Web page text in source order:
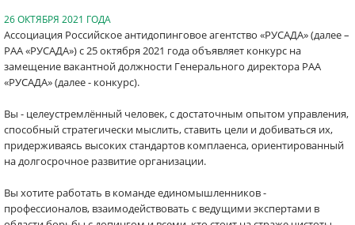
26 ОКТЯБРЯ 2021 ГОДА
Ассоциация Российское антидопинговое агентство «РУСАДА» (далее –
РАА «РУСАДА») с 25 октября 2021 года объявляет конкурс на
замещение вакантной должности Генерального директора РАА
«РУСАДА» (далее - конкурс).
Вы - целеустремлённый человек, с достаточным опытом управления,
способный стратегически мыслить, ставить цели и добиваться их,
придерживаясь высоких стандартов комплаенса, ориентированный
на долгосрочное развитие организации.
Вы хотите работать в команде единомышленников -
профессионалов, взаимодействовать с ведущими экспертами в